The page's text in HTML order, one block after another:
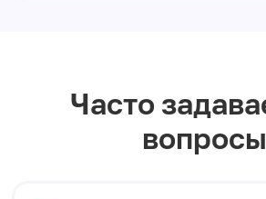
Часто
вопросы